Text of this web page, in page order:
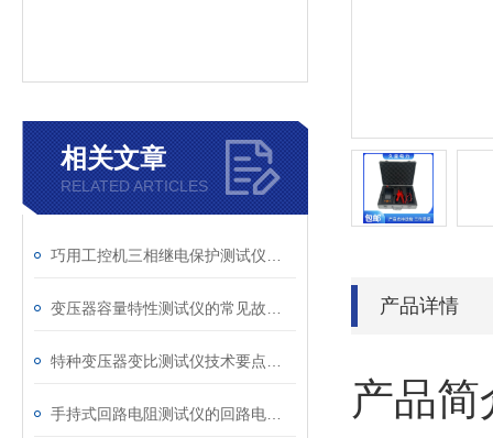
相关文章
RELATED ARTICLES
产品详情
产品简